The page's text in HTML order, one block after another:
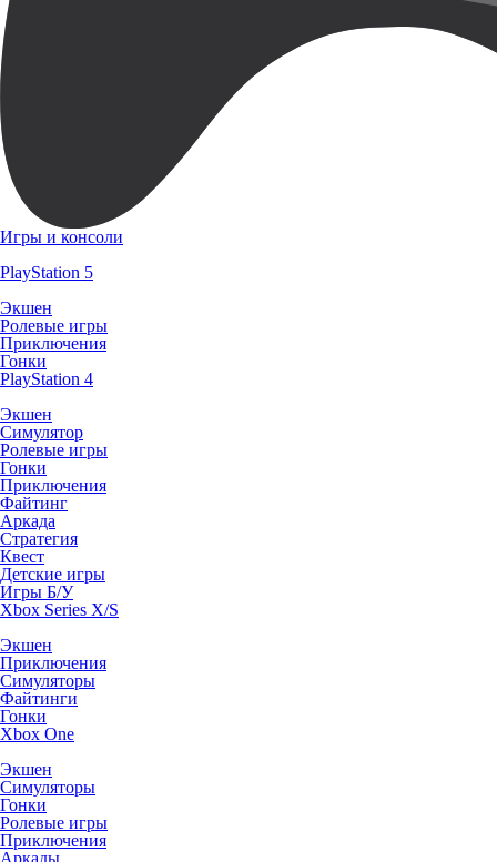
Игры и консоли
PlayStation 5
Экшен
Ролевые игры
Приключения
Гонки
PlayStation 4
Экшен
Симулятор
Ролевые игры
Гонки
Приключения
Файтинг
Аркада
Стратегия
Квест
Детские игры
Игры Б/У
Xbox Series X/S
Экшен
Приключения
Симуляторы
Файтинги
Гонки
Xbox One
Экшен
Симуляторы
Гонки
Ролевые игры
Приключения
Аркады